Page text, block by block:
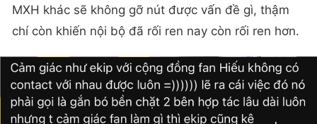
MXH khác sẽ không gỡ nút được vấn đề gì, thậm
chí còn khiến nội bộ đã rối ren nay còn rối ren hơn.